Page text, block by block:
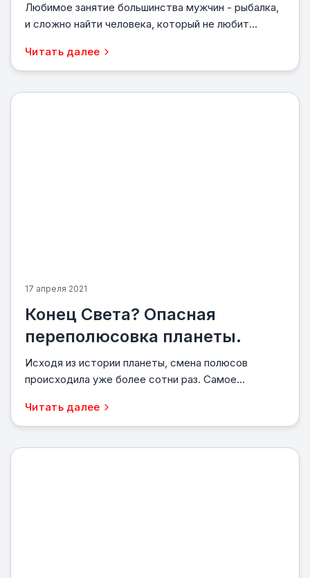
Любимое занятие большинства мужчин - рыбалка,
и сложно найти человека, который не любит...
Читать далее
17 апреля 2021
Конец Света? Опасная
переполюсовка планеты.
Исходя из истории планеты, смена полюсов
происходила уже более сотни раз. Самое...
Читать далее